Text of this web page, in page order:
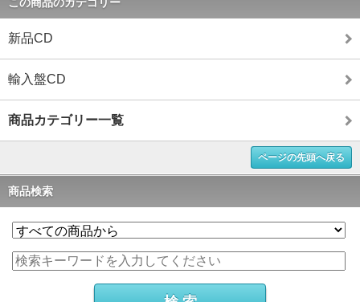
この商品のカテゴリー
新品CD
輸入盤CD
商品カテゴリー一覧
ページの先頭へ戻る
商品検索